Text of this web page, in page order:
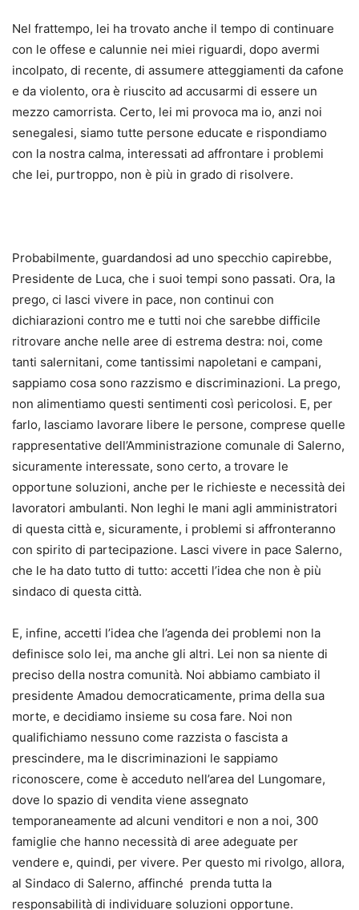
Nel frattempo, lei ha trovato anche il tempo di continuare
con le offese e calunnie nei miei riguardi, dopo avermi
incolpato, di recente, di assumere atteggiamenti da cafone
e da violento, ora è riuscito ad accusarmi di essere un
mezzo camorrista. Certo, lei mi provoca ma io, anzi noi
senegalesi, siamo tutte persone educate e rispondiamo
con la nostra calma, interessati ad affrontare i problemi
che lei, purtroppo, non è più in grado di risolvere.
Probabilmente, guardandosi ad uno specchio capirebbe,
Presidente de Luca, che i suoi tempi sono passati. Ora, la
prego, ci lasci vivere in pace, non continui con
dichiarazioni contro me e tutti noi che sarebbe difficile
ritrovare anche nelle aree di estrema destra: noi, come
tanti salernitani, come tantissimi napoletani e campani,
sappiamo cosa sono razzismo e discriminazioni. La prego,
non alimentiamo questi sentimenti così pericolosi. E, per
farlo, lasciamo lavorare libere le persone, comprese quelle
rappresentative dell’Amministrazione comunale di Salerno,
sicuramente interessate, sono certo, a trovare le
opportune soluzioni, anche per le richieste e necessità dei
lavoratori ambulanti. Non leghi le mani agli amministratori
di questa città e, sicuramente, i problemi si affronteranno
con spirito di partecipazione. Lasci vivere in pace Salerno,
che le ha dato tutto di tutto: accetti l’idea che non è più
sindaco di questa città.
E, infine, accetti l’idea che l’agenda dei problemi non la
definisce solo lei, ma anche gli altri. Lei non sa niente di
preciso della nostra comunità. Noi abbiamo cambiato il
presidente Amadou democraticamente, prima della sua
morte, e decidiamo insieme su cosa fare. Noi non
qualifichiamo nessuno come razzista o fascista a
prescindere, ma le discriminazioni le sappiamo
riconoscere, come è acceduto nell’area del Lungomare,
dove lo spazio di vendita viene assegnato
temporaneamente ad alcuni venditori e non a noi, 300
famiglie che hanno necessità di aree adeguate per
vendere e, quindi, per vivere. Per questo mi rivolgo, allora,
al Sindaco di Salerno, affinché prenda tutta la
responsabilità di individuare soluzioni opportune.